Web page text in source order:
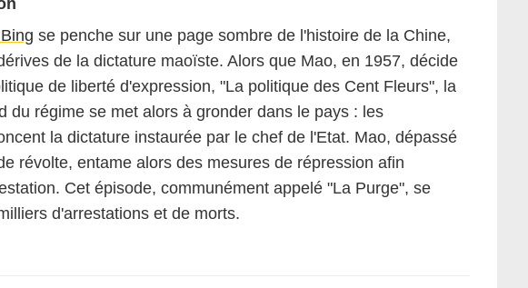
se penche sur une page sombre de l'histoire de la Chine,
de la dictature maoïste. Alors que Mao, en 1957, décide
de liberté d'expression, "La politique des Cent Fleurs", la
du régime se met alors à gronder dans le pays : les
la dictature instaurée par le chef de l'Etat. Mao, dépassé
révolte, entame alors des mesures de répression afin
Cet épisode, communément appelé "La Purge", se
d'arrestations et de morts.